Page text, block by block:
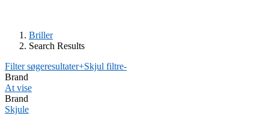
Briller
Search Results
Filter søgeresultater+Skjul filtre-
Brand
At vise
Brand
Skjule